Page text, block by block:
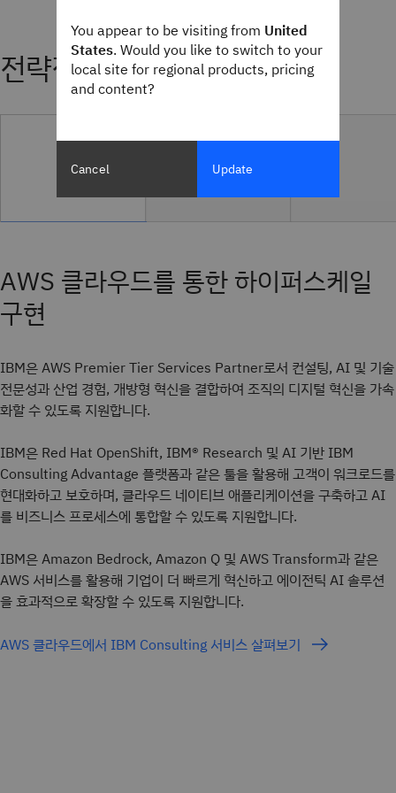
전략적 파트너십
AWS 클라우드를 통한 하이퍼스케일
구현
IBM은 AWS Premier Tier Services Partner로서 컨설팅, AI 및 기술
전문성과 산업 경험, 개방형 혁신을 결합하여 조직의 디지털 혁신을 가속
화할 수 있도록 지원합니다.
IBM은 Red Hat OpenShift, IBM® Research 및 AI 기반 IBM
Consulting Advantage 플랫폼과 같은 툴을 활용해 고객이 워크로드를
현대화하고 보호하며, 클라우드 네이티브 애플리케이션을 구축하고 AI
를 비즈니스 프로세스에 통합할 수 있도록 지원합니다.
IBM은 Amazon Bedrock, Amazon Q 및 AWS Transform과 같은
AWS 서비스를 활용해 기업이 더 빠르게 혁신하고 에이전틱 AI 솔루션
을 효과적으로 확장할 수 있도록 지원합니다.
AWS 클라우드에서 IBM Consulting 서비스 살펴보기
You appear to be visiting from United
States. Would you like to switch to your
local site for regional products, pricing
and content?
Cancel Update